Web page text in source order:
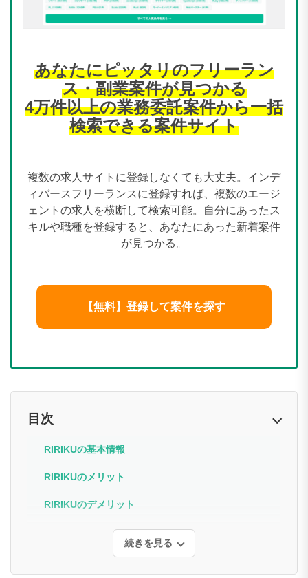
あなたにピッタリのフリーラン
ス・副業案件が見つかる
4万件以上の業務委託案件から一括
検索できる案件サイト
複数の求人サイトに登録しなくても大丈夫。インデ
ィバースフリーランスに登録すれば、複数のエージ
ェントの求人を横断して検索可能。自分にあったス
キルや職種を登録すると、あなたにあった新着案件
が見つかる。
【無料】登録して案件を探す
目次
RIRIKUの基本情報
RIRIKUのメリット
RIRIKUのデメリット
続きを見る